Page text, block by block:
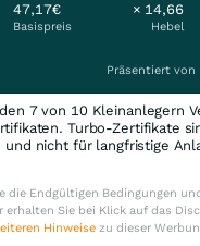
47,17€
Basispreis
× 14,66
Hebel
Präsentiert von
7 von 10 Kleinanlegern
Turbo-Zertifikate
und nicht für langfristige
die Endgültigen Bedingungen
Sie bei Klick auf das
Hinweise zu dieser